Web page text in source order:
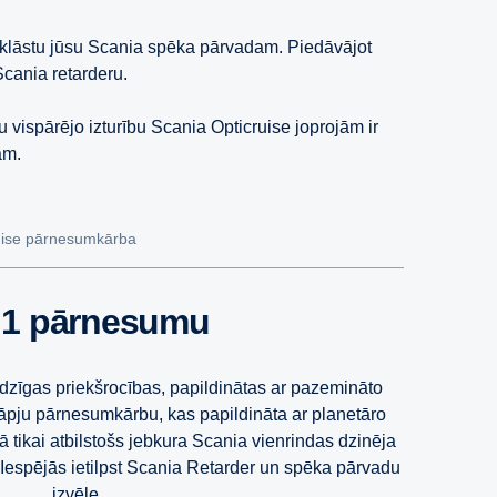
jūsu Scania spēka pārvadam. Piedāvājot
retarderu.
vispārējo izturību Scania Opticruise joprojām ir
pārnesumkārba
1 pārnesumu
priekšrocības, papildinātas ar pazemināto
pārnesumkārbu, kas papildināta ar planetāro
tikai atbilstošs jebkura Scania vienrindas dzinēja
ietilpst Scania Retarder un spēka pārvadu